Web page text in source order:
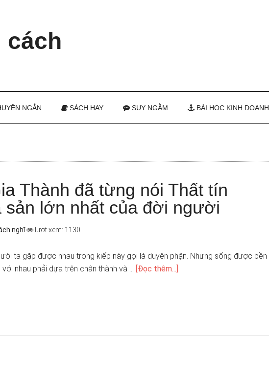
cách
NGẮN SÁCH HAY SUY NGẪM BÀI HỌC KINH DOANH
Thành đã từng nói Thất tín
sản lớn nhất của đời người
nghĩ lượt xem: 1130
ta gặp được nhau trong kiếp này gọi là duyên phận. Nhưng sống được bền
với nhau phải dựa trên chân thành và … [Đọc thêm...]